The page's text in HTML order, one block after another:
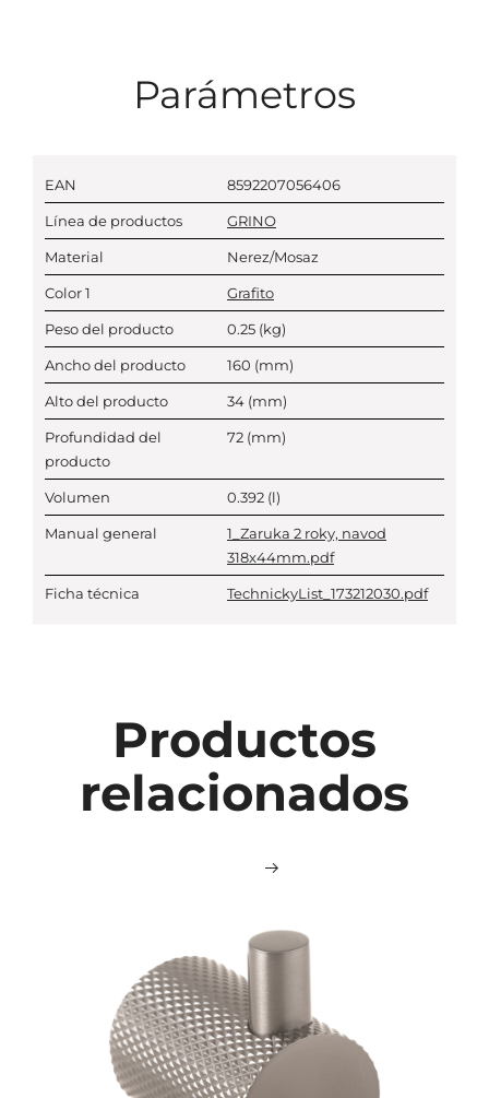
Parámetros
EAN 8592207056406
Línea de productos GRINO
Material Nerez/Mosaz
Color 1 Grafito
Peso del producto 0.25 (kg)
Ancho del producto 160 (mm)
Alto del producto 34 (mm)
Profundidad del
producto
72 (mm)
Volumen 0.392 (l)
Manual general
1_Zaruka 2 roky, navod
318x44mm.pdf
Ficha técnica TechnickyList_173212030.pdf
Productos
relacionados